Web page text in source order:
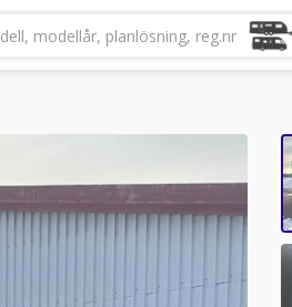
modellår, planlösning, reg.nr